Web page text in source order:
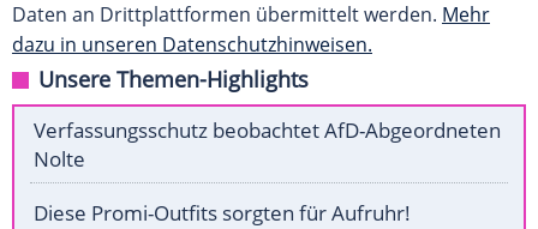
Daten an Drittplattformen übermittelt werden. Mehr
dazu in unseren Datenschutzhinweisen.
Unsere Themen-Highlights
Verfassungsschutz beobachtet AfD-Abgeordneten
Nolte
Diese Promi-Outfits sorgten für Aufruhr!